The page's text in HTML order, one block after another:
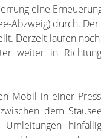
eine
Abzweig) durch. Der
Derzeit laufen
weiter in
Mobil in einer
dem